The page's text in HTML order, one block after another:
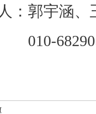
：郭宇涵、